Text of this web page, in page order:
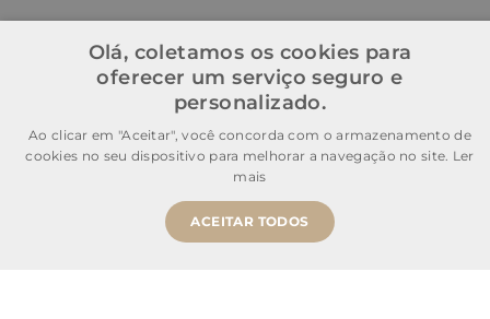
Olá, coletamos os cookies para
oferecer um serviço seguro e
personalizado.
Ao clicar em "Aceitar", você concorda com o armazenamento de
cookies no seu dispositivo para melhorar a navegação no site. Ler
mais
ACEITAR TODOS